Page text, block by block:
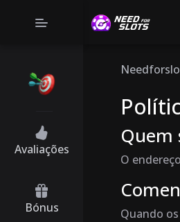
Avaliações
Bónus
Quem
O
Quando